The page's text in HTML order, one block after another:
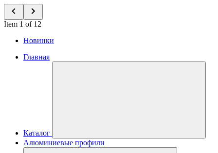
Item 1 of 12
Новинки
Главная
Каталог
Алюминиевые профили